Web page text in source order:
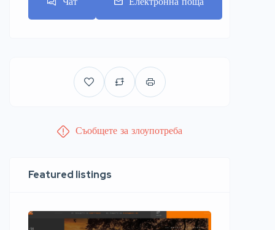
Съобщете за злоупотреба
Featured listings